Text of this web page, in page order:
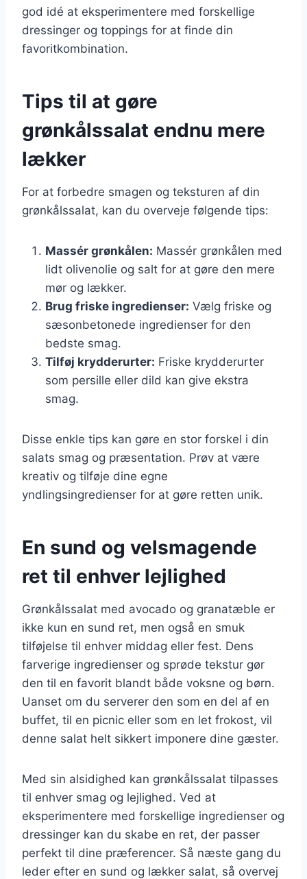
god idé at eksperimentere med forskellige
dressinger og toppings for at finde din
favoritkombination.
Tips til at gøre
grønkålssalat endnu mere
lækker
For at forbedre smagen og teksturen af din
grønkålssalat, kan du overveje følgende tips:
Massér grønkålen: Massér grønkålen med
lidt olivenolie og salt for at gøre den mere
mør og lækker.
Brug friske ingredienser: Vælg friske og
sæsonbetonede ingredienser for den
bedste smag.
Tilføj krydderurter: Friske krydderurter
som persille eller dild kan give ekstra
smag.
Disse enkle tips kan gøre en stor forskel i din
salats smag og præsentation. Prøv at være
kreativ og tilføje dine egne
yndlingsingredienser for at gøre retten unik.
En sund og velsmagende
ret til enhver lejlighed
Grønkålssalat med avocado og granatæble er
ikke kun en sund ret, men også en smuk
tilføjelse til enhver middag eller fest. Dens
farverige ingredienser og sprøde tekstur gør
den til en favorit blandt både voksne og børn.
Uanset om du serverer den som en del af en
buffet, til en picnic eller som en let frokost, vil
denne salat helt sikkert imponere dine gæster.
Med sin alsidighed kan grønkålssalat tilpasses
til enhver smag og lejlighed. Ved at
eksperimentere med forskellige ingredienser og
dressinger kan du skabe en ret, der passer
perfekt til dine præferencer. Så næste gang du
leder efter en sund og lækker salat, så overvej